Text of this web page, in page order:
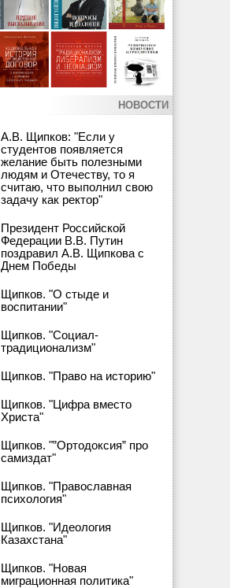
НОВОСТИ
А.В. Щипков: "Если у
студентов появляется
желание быть полезными
людям и Отечеству, то я
считаю, что выполнил свою
задачу как ректор"
Президент Российской
Федерации В.В. Путин
поздравил А.В. Щипкова с
Днем Победы
Щипков. "О стыде и
воспитании"
Щипков. "Социал-
традиционализм"
Щипков. "Право на историю"
Щипков. "Цифра вместо
Христа"
Щипков. "”Ортодоксия” про
самиздат"
Щипков. "Православная
психология"
Щипков. "Идеология
Казахстана"
Щипков. "Новая
миграционная политика"